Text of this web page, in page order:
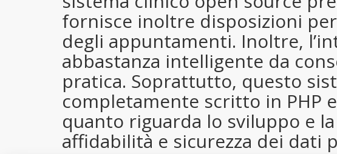
fornisce inoltre disposizioni
degli appuntamenti. Inoltre,
abbastanza intelligente da
pratica. Soprattutto, questo
completamente scritto in PHP
quanto riguarda lo sviluppo e
affidabilità e sicurezza dei dati